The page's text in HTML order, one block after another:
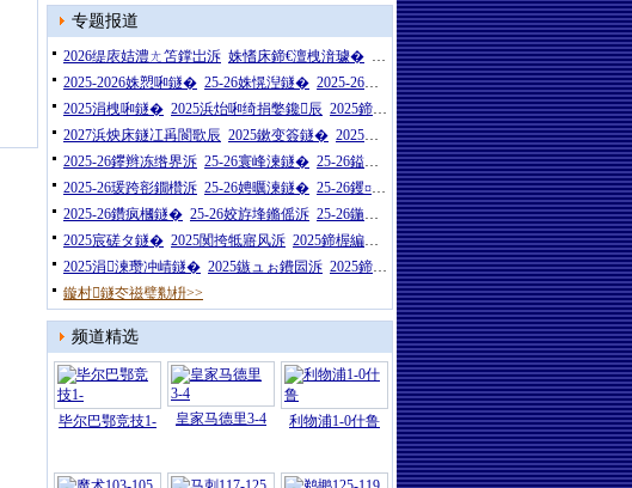
专题报道
2026缇庡姞澧ㄤ笘鐣岀泝 姝愭床鍗€澶栧湇璩� 浜炴床鍗€澶栧湇璩�
2025-2026姝愬啝鐩� 25-26姝愰湼鐩� 2025-26姝愭渻鐩�
2025涓栧啝鐩� 2025浜炲啝绮捐嫳鑱辰 2025鍗楃編鑷敱鐩�
2027浜炴床鐩冮爯閬歌辰 2025鏉变簽鐩� 2025闈炴床鍦嬪鐩�
2025-26鑻辫冻绺界泝 25-26寰峰湅鐩� 25-26鎰忓ぇ鍒╃泝
2025-26瑗跨彮鐗欑泝 25-26娉曞湅鐩� 25-26钁¤悇鐗欑泝
2025-26鑽疯槶鐩� 25-26姣斿埄鏅傜泝 25-26鍦熻€冲叾鐩�
2025宸磋タ鐩� 2025闃挎牴寤风泝 2025鍗楃編娲茬悆鏈冪泝
2025涓湅瓒冲崝鐩� 2025鏃ュぉ鐨囩泝 2025鍗楅煋瓒崇附鐩�
鏇村鐩冭禌璧勬枡>>
频道精选
毕尔巴鄂竞技1- 皇家马德里3-4 利物浦1-0什鲁